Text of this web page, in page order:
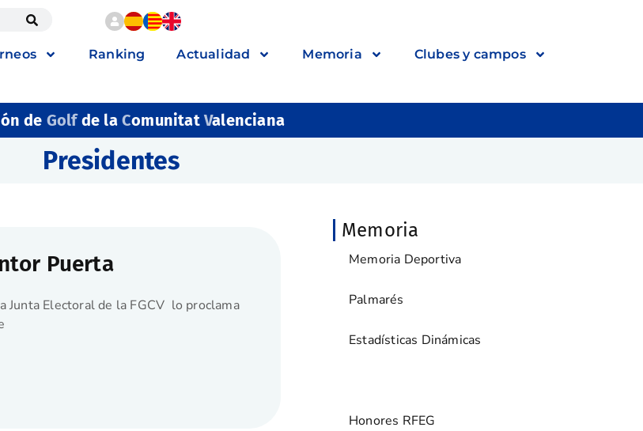
Ranking Actualidad Memoria Clubes y campos
de Golfde la ComunitatValenciana
Presidentes
Puerta
Electoral de la FGCV lo proclama
Memoria
Memoria Deportiva
Palmarés
Estadísticas Dinámicas
Honores RFEG